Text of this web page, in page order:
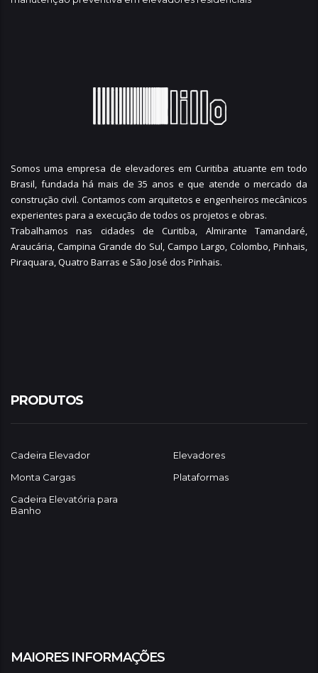
Somos uma empresa de elevadores em Curitiba atuante em todo
Brasil, fundada há mais de 35 anos e que atende o mercado da
construção civil. Contamos com arquitetos e engenheiros mecânicos
experientes para a execução de todos os projetos e obras.
Trabalhamos nas cidades de Curitiba, Almirante Tamandaré,
Araucária, Campina Grande do Sul, Campo Largo, Colombo, Pinhais,
Piraquara,Quatro Barras e São José dos Pinhais.
PRODUTOS
Cadeira Elevador
Elevadores
Monta Cargas
Plataformas
Cadeira Elevatória para
Banho
MAIORES INFORMAÇÕES